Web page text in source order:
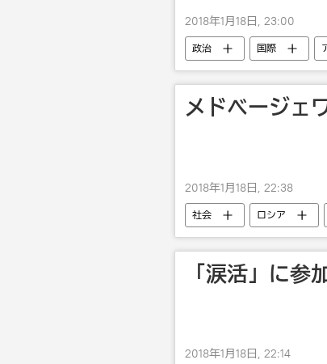
2018年1月18日, 23:00
政治 国際
メドベージェ
2018年1月18日, 22:38
社会 ロシア
アリーナ・ザギトワ
「涙活」に参
2018年1月18日, 22:14